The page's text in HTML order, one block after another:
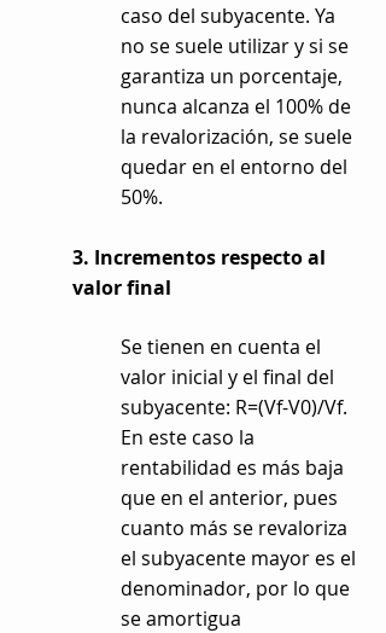
caso del subyacente. Ya
no se suele utilizar y si se
garantiza un porcentaje,
nunca alcanza el 100% de
la revalorización, se suele
quedar en el entorno del
50%.
3. Incrementos respecto al
valor final
Se tienen en cuenta el
valor inicial y el final del
subyacente: R=(Vf-V0)/Vf.
En este caso la
rentabilidad es más baja
que en el anterior, pues
cuanto más se revaloriza
el subyacente mayor es el
denominador, por lo que
se amortigua